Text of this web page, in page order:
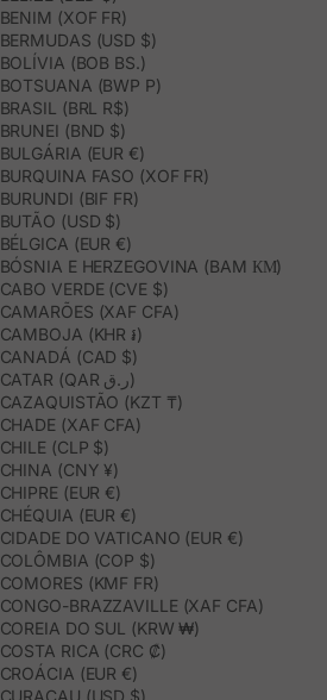
BENIM (XOF FR)
BERMUDAS (USD $)
BOLÍVIA (BOB BS.)
BOTSUANA (BWP P)
BRASIL (BRL R$)
BRUNEI (BND $)
BULGÁRIA (EUR €)
BURQUINA FASO (XOF FR)
BURUNDI (BIF FR)
BUTÃO (USD $)
BÉLGICA (EUR €)
BÓSNIA E HERZEGOVINA (BAM КМ)
CABO VERDE (CVE $)
CAMARÕES (XAF CFA)
CAMBOJA (KHR ៛)
CANADÁ (CAD $)
CATAR (QAR ر.ق)
CAZAQUISTÃO (KZT ₸)
CHADE (XAF CFA)
CHILE (CLP $)
CHINA (CNY ¥)
CHIPRE (EUR €)
CHÉQUIA (EUR €)
CIDADE DO VATICANO (EUR €)
COLÔMBIA (COP $)
COMORES (KMF FR)
CONGO-BRAZZAVILLE (XAF CFA)
COREIA DO SUL (KRW ₩)
COSTA RICA (CRC ₡)
CROÁCIA (EUR €)
CURAÇAU (USD $)